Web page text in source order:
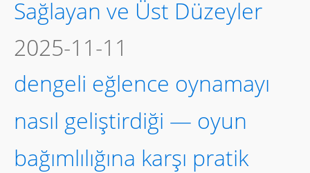
Sağlayan ve Üst Düzeyler
2025-11-11
dengeli eğlence oynamayı
nasıl geliştirdiği — oyun
bağımlılığına karşı pratik